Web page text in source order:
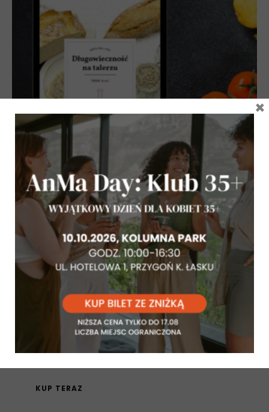
dieta na długowieczność e-book
Długowieczność na talerzu – plan
dietetyczny
KUP TERAZ
×